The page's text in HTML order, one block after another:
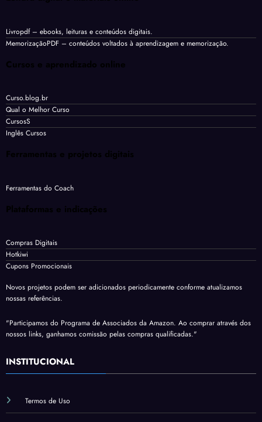
Livropdf– ebooks, leituras e conteúdos digitais.
MemorizaçãoPDF – conteúdos voltados à aprendizagem e memorização.
Cursos e aprendizado online
Curso.blog.br
Qual o Melhor Curso
CursosS
Inglês Cursos
Ferramentas e projetos digitais
Ferramentas do Coach
Plataformas e indicações
Compras Digitais
Hotkiwi
Cupons Promocionais
Novos projetos podem ser adicionados periodicamente conforme atualizamos
nossas referências.
"Participamos do Programa de Associados da Amazon. Ao comprar através dos
nossos links, ganhamos comissão pelas compras qualificadas."
INSTITUCIONAL
Termos de Uso